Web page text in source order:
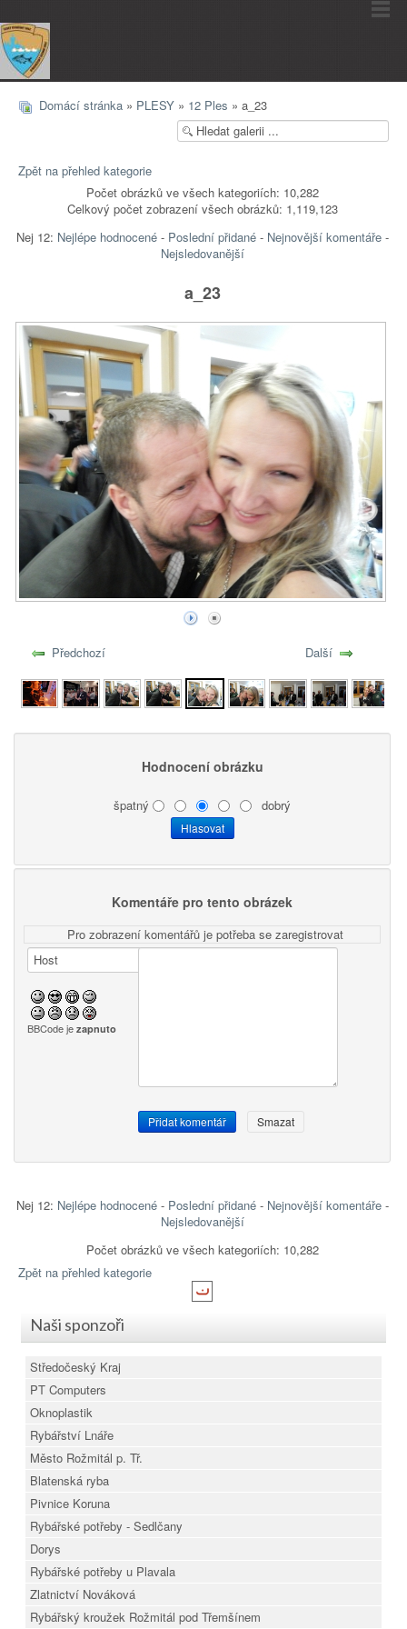
Domácí stránka » PLESY » 12 Ples » a_23
Zpět na přehled kategorie
Počet obrázků ve všech kategoriích: 10,282
Celkový počet zobrazení všech obrázků: 1,119,123
Nej 12: Nejlépe hodnocené- Poslední přidané- Nejnovější komentáře-
Nejsledovanější
a_23
Předchozí Další
Hodnocení obrázku
špatný dobrý
Komentáře pro tento obrázek
Pro zobrazení komentářů je potřeba se zaregistrovat
BBCode je zapnuto
Nej 12: Nejlépe hodnocené- Poslední přidané- Nejnovější komentáře-
Nejsledovanější
Počet obrázků ve všech kategoriích: 10,282
Zpět na přehled kategorie
Naši sponzoři
Středočeský Kraj
PT Computers
Oknoplastik
Rybářství Lnáře
Město Rožmitál p. Tř.
Blatenská ryba
Pivnice Koruna
Rybářské potřeby - Sedlčany
Dorys
Rybářské potřeby u Plavala
Zlatnictví Nováková
Rybářský kroužek Rožmitál pod Třemšínem